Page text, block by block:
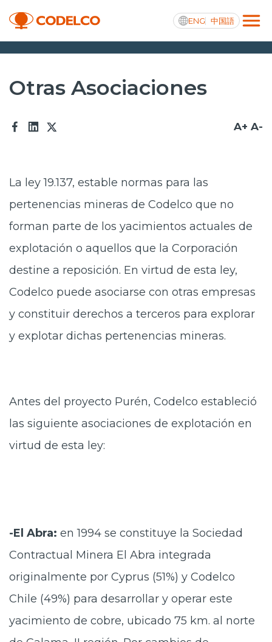
ENG 中国語
Transparencia activa
Nosotros
Proyectos
Sustentabilidad
Inversionistas
Prensa
Trabaja en Codelco
Transparencia activa
Acceso trabajadores/as
Otras Asociaciones
A+ A-
La ley 19.137, estable normas para las
pertenencias mineras de Codelco que no
forman parte de los yacimientos actuales de
explotación o aquellos que la Corporación
destine a reposición. En virtud de esta ley,
Codelco puede asociarse con otras empresas
y constituir derechos a terceros para explorar
y explotar dichas pertenencias mineras.
Antes del proyecto Purén, Codelco estableció
las siguiente asociaciones de explotación en
virtud de esta ley:
-El Abra: en 1994 se constituye la Sociedad
Contractual Minera El Abra integrada
originalmente por Cyprus (51%) y Codelco
Chile (49%) para desarrollar y operar este
yacimiento de cobre, ubicado 75 km. al norte